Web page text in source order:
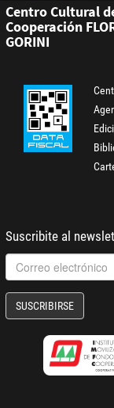
Centro Cultural
Cooperación
GORINI
Suscribite al
SUSCRIBIRSE